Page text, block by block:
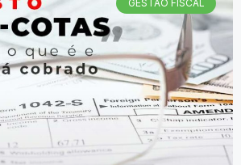
GESTÃO FISCAL